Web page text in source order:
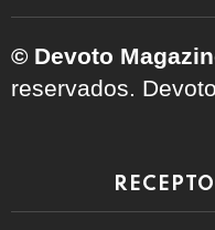
© Devoto
reservados.